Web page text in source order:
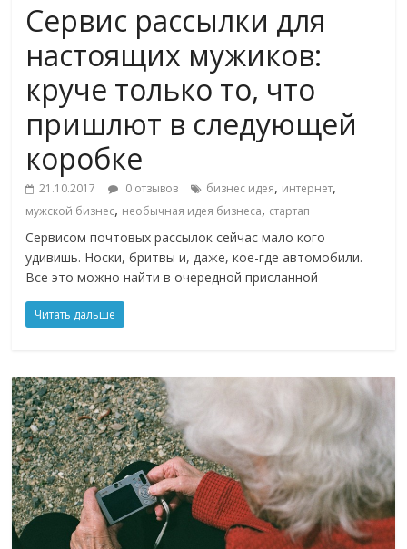
Сервис рассылки для
настоящих мужиков:
круче только то, что
пришлют в следующей
коробке
21.10.2017 0 отзывов бизнес идея, интернет,
мужской бизнес, необычная идея бизнеса, стартап
Сервисом почтовых рассылок сейчас мало кого
удивишь. Носки, бритвы и, даже, кое-где автомобили.
Все это можно найти в очередной присланной
Читать дальше